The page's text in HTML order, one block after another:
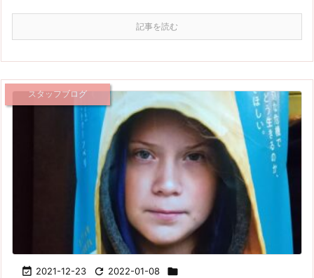
記事を読む
 2021-12-23  2022-01-08 
スタッフブログ